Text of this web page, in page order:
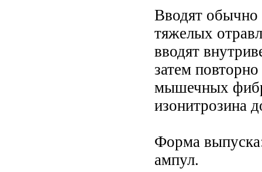
Вводят
тяжелых
вводят
затем
мышечных
изонитрозина
Форма
ампул.